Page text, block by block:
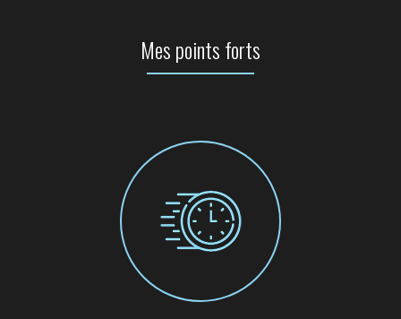
Mes points forts